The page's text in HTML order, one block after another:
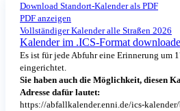
Download Standort-Kalender als PDF
PDF anzeigen
Vollständiger Kalender alle Straßen 2026
Kalender im .ICS-Format
Es ist für jede Abfuhr eine Erinnerung um
eingerichtet.
Sie haben auch die Möglichkeit, diesen
Adresse dafür lautet:
https://abfallkalender.enni.de/ics-kalender/